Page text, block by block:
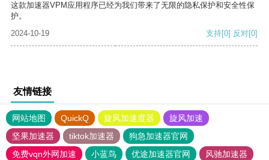
这款加速器VPM应用程序已经为我们带来了无限的隐私保护和安全性保
护。
2024-10-19
支持[0] 反对[0]
友情链接
网站地图 QuickQ 旋风加速度器
旋风加速
坚果加速器
tiktok加速器
狗急加速器官网
免费vqn外网加速
小蓝鸟 优途加速器官网 风驰加速器